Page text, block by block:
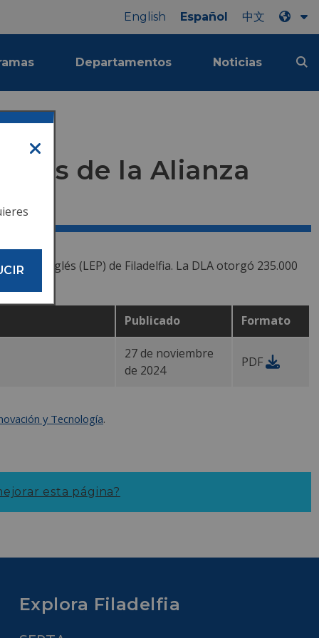
English Español 中文
Departamentos Noticias
de la Alianza
del inglés (LEP) de Filadelfia. La DLA otorgó 235.000
Publicado Formato
27 de noviembre
de 2024
PDF
y Tecnología.
esta página?
Explora Filadelfia